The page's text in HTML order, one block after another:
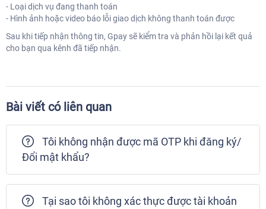
- Loại dịch vụ đang thanh toán
- Hình ảnh hoặc video báo lỗi giao dịch không thanh toán được
Sau khi tiếp nhận thông tin, Gpay sẽ kiểm tra và phản hồi lại kết quả
cho bạn qua kênh đã tiếp nhận.
Bài viết có liên quan
Tôi không nhận được mã OTP khi đăng ký/
Đổi mật khẩu?
Tại sao tôi không xác thực được tài khoản